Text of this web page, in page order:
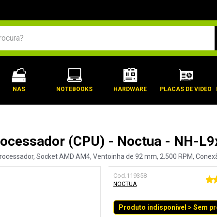
NAS NOTEBOOKS HARDWARE PLACAS DE VIDEO
(CPU) - Noctua - NH-
Socket AMD AM4, Ventoinha de 92 mm, 2.500 RPM,
Cod.119358
NOCTUA
Produto indisponível > Sem